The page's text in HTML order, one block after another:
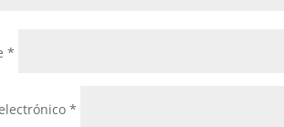
*
*